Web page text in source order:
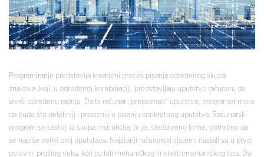
Programiranje predstavlja kreativni proces pisanja određenog skupa
znakova, koji, u određenoj kombinaciji, predstavljaju uputstvo računaru da
izvrši određenu radnju. Da bi računar „prepoznao“ uputstvo, programer mora
da bude što detaljniji i precizniji u pisanju konkretnog uputstva. Računarski
program se sastoji iz skupa instrukcija, te je, sledstveno tome, potrebno da
se napiše veliki broj uputstava. Najstariji računarski sistemi nastali su u prvoj
polovini prošlog veka, koji su bili mehaničkog ili elektromehaničkog tipa. Da